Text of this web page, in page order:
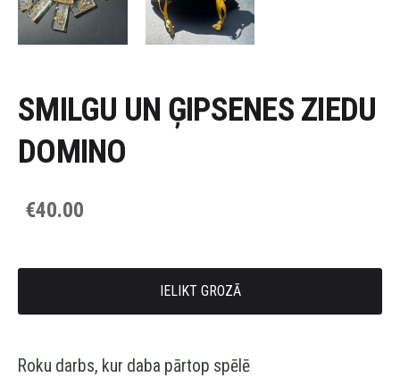
SMILGU UN ĢIPSENES ZIEDU
DOMINO
€40.00
IELIKT GROZĀ
Roku darbs, kur daba pārtop spēlē